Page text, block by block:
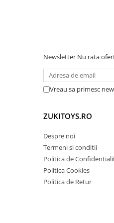
Newsletter Nu rata
Vreau sa primesc
ZUKITOYS.RO
Despre noi
Termeni si conditii
Politica de
Politica Cookies
Politica de Retur